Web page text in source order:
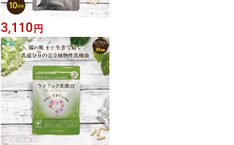
3,110 円